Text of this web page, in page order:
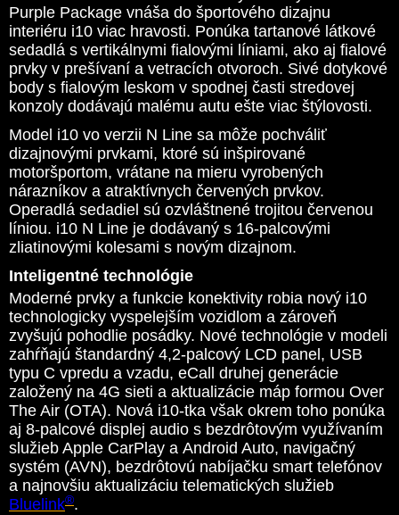
Purple Package vnáša do športového dizajnu
interiéru i10 viac hravosti. Ponúka tartanové látkové
sedadlá s vertikálnymi fialovými líniami, ako aj fialové
prvky v prešívaní a vetracích otvoroch. Sivé dotykové
body s fialovým leskom v spodnej časti stredovej
konzoly dodávajú malému autu ešte viac štýlovosti.
Model i10 vo verzii N Line sa môže pochváliť
dizajnovými prvkami, ktoré sú inšpirované
motoršportom, vrátane na mieru vyrobených
nárazníkov a atraktívnych červených prvkov.
Operadlá sedadiel sú ozvláštnené trojitou červenou
líniou. i10 N Line je dodávaný s 16-palcovými
zliatinovými kolesami s novým dizajnom.
Inteligentné technológie
Moderné prvky a funkcie konektivity robia nový i10
technologicky vyspelejším vozidlom a zároveň
zvyšujú pohodlie posádky. Nové technológie v modeli
zahŕňajú štandardný 4,2-palcový LCD panel, USB
typu C vpredu a vzadu, eCall druhej generácie
založený na 4G sieti a aktualizácie máp formou Over
The Air (OTA). Nová i10-tka však okrem toho ponúka
aj 8-palcové displej audio s bezdrôtovým využívaním
služieb Apple CarPlay a Android Auto, navigačný
systém (AVN), bezdrôtovú nabíjačku smart telefónov
a najnovšiu aktualizáciu telematických služieb
Bluelink®.